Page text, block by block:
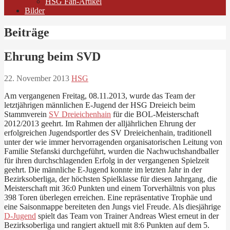
Bilder
Beiträge
Ehrung beim SVD
22. November 2013 HSG
Am vergangenen Freitag, 08.11.2013, wurde das Team der
letztjährigen männlichen E-Jugend der HSG Dreieich beim
Stammverein SV Dreieichenhain für die BOL-Meisterschaft
2012/2013 geehrt. Im Rahmen der alljährlichen Ehrung der
erfolgreichen Jugendsportler des SV Dreieichenhain, traditionell
unter der wie immer hervorragenden organisatorischen Leitung von
Familie Stefanski durchgeführt, wurden die Nachwuchshandballer
für ihren durchschlagenden Erfolg in der vergangenen Spielzeit
geehrt. Die männliche E-Jugend konnte im letzten Jahr in der
Bezirksoberliga, der höchsten Spielklasse für diesen Jahrgang, die
Meisterschaft mit 36:0 Punkten und einem Torverhältnis von plus
398 Toren überlegen erreichen. Eine repräsentative Trophäe und
eine Saisonmappe bereiteten den Jungs viel Freude. Als diesjährige
D-Jugend spielt das Team von Trainer Andreas Wiest erneut in der
Bezirksoberliga und rangiert aktuell mit 8:6 Punkten auf dem 5.